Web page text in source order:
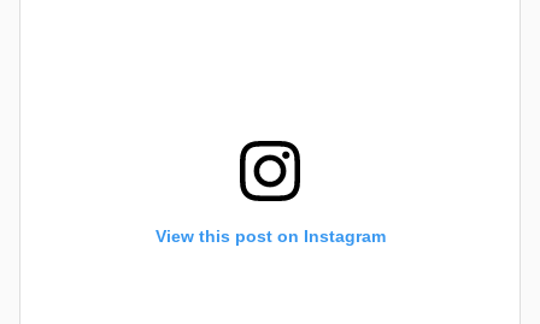
View this post on Instagram